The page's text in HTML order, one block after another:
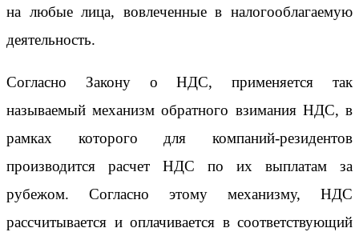
на любые лица, вовлеченные в налогооблагаемую
деятельность.
Согласно Закону о НДС, применяется так
называемый механизм обратного взимания НДС, в
рамках которого для компаний-резидентов
производится расчет НДС по их выплатам за
рубежом. Согласно этому механизму, НДС
рассчитывается и оплачивается в соответствующий